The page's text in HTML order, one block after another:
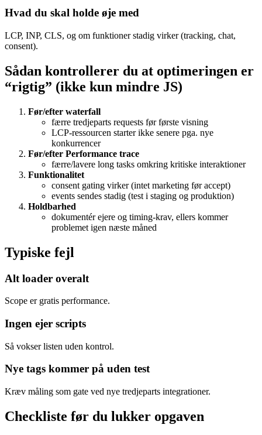
Hvad du skal holde øje med
LCP, INP, CLS, og om funktioner stadig virker (tracking, chat,
consent).
Sådan kontrollerer du at optimeringen er
“rigtig” (ikke kun mindre JS)
Før/efter waterfall
færre tredjeparts requests før første visning
LCP-ressourcen starter ikke senere pga. nye
konkurrencer
Før/efter Performance trace
færre/lavere long tasks omkring kritiske interaktioner
Funktionalitet
consent gating virker (intet marketing før accept)
events sendes stadig (test i staging og produktion)
Holdbarhed
dokumentér ejere og timing-krav, ellers kommer
problemet igen næste måned
Typiske fejl
Alt loader overalt
Scope er gratis performance.
Ingen ejer scripts
Så vokser listen uden kontrol.
Nye tags kommer på uden test
Kræv måling som gate ved nye tredjeparts integrationer.
Checkliste før du lukker opgaven